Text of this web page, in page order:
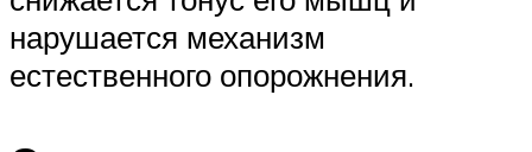
нарушается механизм
естественного опорожнения.